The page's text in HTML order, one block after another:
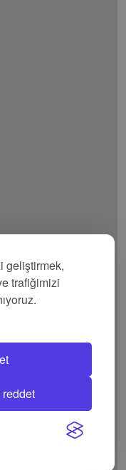
geliştirmek,
trafiğimizi